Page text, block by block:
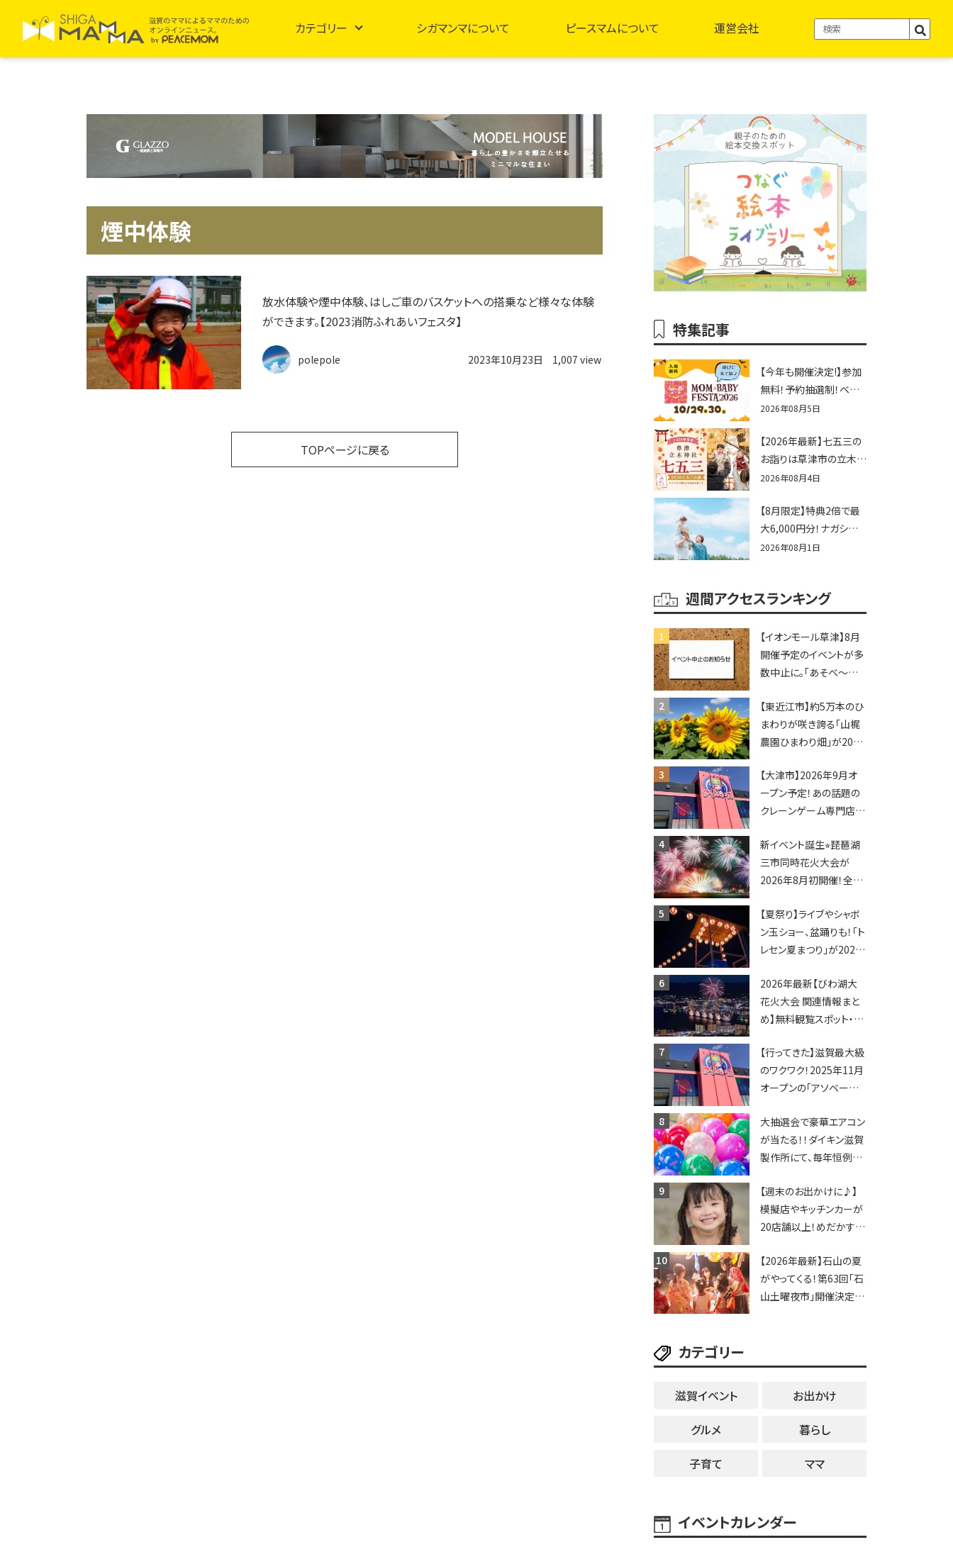
カテゴリー シガマンマについて ピースマムについて 運営会社
煙中体験
放水体験や煙中体験、はしご車のバスケットへの搭乗など様々な体験
ができます。【2023消防ふれあいフェスタ】
polepole 2023年10月23日 1,007 view
TOPページに戻る
特集記事
【今年も開催決定!】参加
無料！予約抽選制！ベビ
ーファミリー必見☆入場
ママベビーフェスタ
2026！親子で楽しもう
♪inピエリ守山
2026年08月5日
【2026年最新】七五三の
お詣りは草津市の立木神
社へ♪七五三お祝い企
2026年08月4日
【8月限定】特典2倍で最
大6,000円分！ナガシマス
パーランドプール券や人
ン彦根」へGO！
2026年08月1日
週間アクセスランキング
【イオンモール草津】8月
開催予定のイベントが多
数中止に。「あそべ〜る
ショーなど
【東近江市】約5万本のひ
まわりが咲き誇る「山梶
農園ひまわり畑」が2026
ポットやキッチンカーも
登場！何度も入園できる
フリーパスも販売★
【大津市】2026年9月オ
ープン予定！あの話題の
クレーンゲーム専門店
ってくる！豊郷店に続く滋
賀2店舗目★
新イベント誕生⭐︎琵琶湖
三市同時花火大会が
2026年8月初開催！全席
マーケットも登場♪
【夏祭り】ライブやシャボ
ン玉ショー、盆踊りも！「ト
レセン夏まつり」が2026
2026年最新【びわ湖大
花火大会 関連情報まと
め】無料観覧スポット・同
ップ・交通規制に近隣施
設の駐車場情報なども
要チェック★
【行ってきた】滋賀最大級
のワクワク！2025年11月
オープンの「アソベース
レーンゲームで青果や日
用品までゲットできる新
スポット！
大抽選会で豪華エアコン
が当たる！！ダイキン滋賀
製作所にて、毎年恒例
日】
【週末のお出かけに♪】
模擬店やキッチンカーが
20店舗以上！めだかすく
ソングライターによるライ
ブなど。【和邇ふれあい夏
祭り】
【2026年最新】石山の夏
がやってくる！第63回「石
山土曜夜市」開催決定！
カテゴリー
滋賀イベント
お出かけ
グルメ
暮らし
子育て
ママ
イベントカレンダー